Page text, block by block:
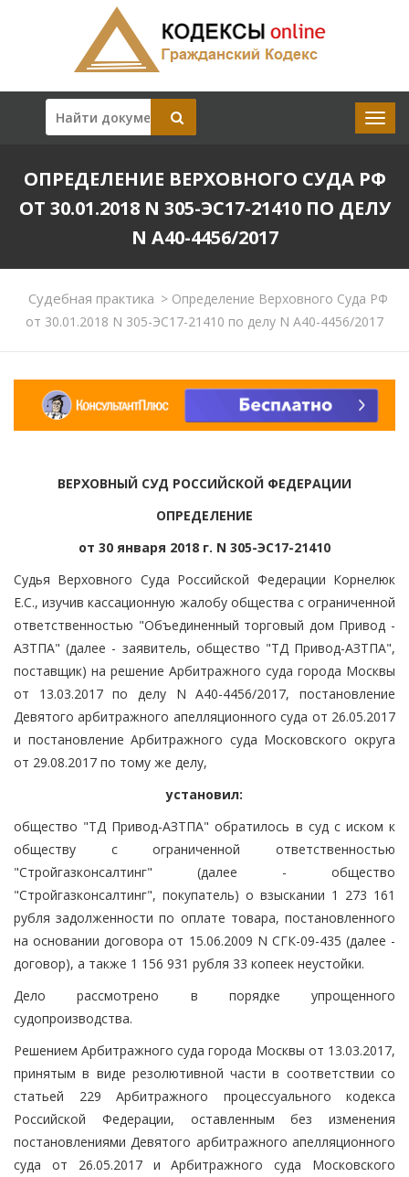
ОПРЕДЕЛЕНИЕ ВЕРХОВНОГО СУДА РФ
ОТ 30.01.2018 N 305-ЭС17-21410 ПО ДЕЛУ
N А40-4456/2017
Судебная практика >Определение Верховного Суда РФ
от 30.01.2018 N 305-ЭС17-21410 по делу N А40-4456/2017
ВЕРХОВНЫЙ СУД РОССИЙСКОЙ ФЕДЕРАЦИИ
ОПРЕДЕЛЕНИЕ
от 30 января 2018 г. N 305-ЭС17-21410
Судья Верховного Суда Российской Федерации Корнелюк
Е.С., изучив кассационную жалобу общества с ограниченной
ответственностью "Объединенный торговый дом Привод -
АЗТПА" (далее - заявитель, общество "ТД Привод-АЗТПА",
поставщик) на решение Арбитражного суда города Москвы
от 13.03.2017 по делу N А40-4456/2017, постановление
Девятого арбитражного апелляционного суда от 26.05.2017
и постановление Арбитражного суда Московского округа
от 29.08.2017 по тому же делу,
установил:
общество "ТД Привод-АЗТПА" обратилось в суд с иском к
обществу с ограниченной ответственностью
"Стройгазконсалтинг" (далее - общество
"Стройгазконсалтинг", покупатель) о взыскании 1 273 161
рубля задолженности по оплате товара, постановленного
на основании договора от 15.06.2009 N СГК-09-435 (далее -
договор), а также 1 156 931 рубля 33 копеек неустойки.
Дело рассмотрено в порядке упрощенного
судопроизводства.
Решением Арбитражного суда города Москвы от 13.03.2017,
принятым в виде резолютивной части в соответствии со
статьей 229 Арбитражного процессуального кодекса
Российской Федерации, оставленным без изменения
постановлениями Девятого арбитражного апелляционного
суда от 26.05.2017 и Арбитражного суда Московского